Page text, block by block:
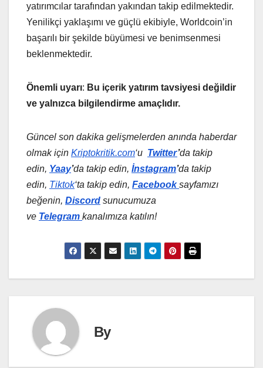
yatırımcılar tarafından yakından takip edilmektedir.
Yenilikçi yaklaşımı ve güçlü ekibiyle, Worldcoin’in
başarılı bir şekilde büyümesi ve benimsenmesi
beklenmektedir.
Önemli uyarı: Bu içerik yatırım tavsiyesi değildir
ve yalnızca bilgilendirme amaçlıdır.
Güncel son dakika gelişmelerden anında haberdar
olmak için Kriptokritik.com‘u Twitter’da takip
edin, Yaay’da takip edin, İnstagram’da takip
edin, Tiktok‘ta takip edin, Facebook sayfamızı
beğenin, Discord sunucumuza
ve Telegram kanalımıza katılın!
By